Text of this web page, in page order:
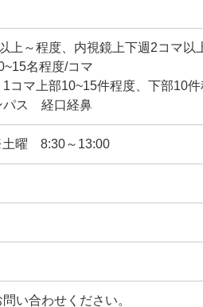
上～程度、内視鏡上下週2コマ以
名程度/コマ
1コマ上部10~15件程度、下部10
パス 経口経鼻
曜 8:30～13:00
い合わせください。